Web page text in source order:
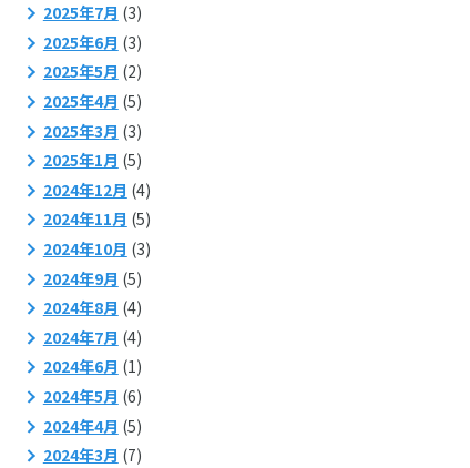
2025年7月 (3)
2025年6月 (3)
2025年5月 (2)
2025年4月 (5)
2025年3月 (3)
2025年1月 (5)
2024年12月 (4)
2024年11月 (5)
2024年10月 (3)
2024年9月 (5)
2024年8月 (4)
2024年7月 (4)
2024年6月 (1)
2024年5月 (6)
2024年4月 (5)
2024年3月 (7)